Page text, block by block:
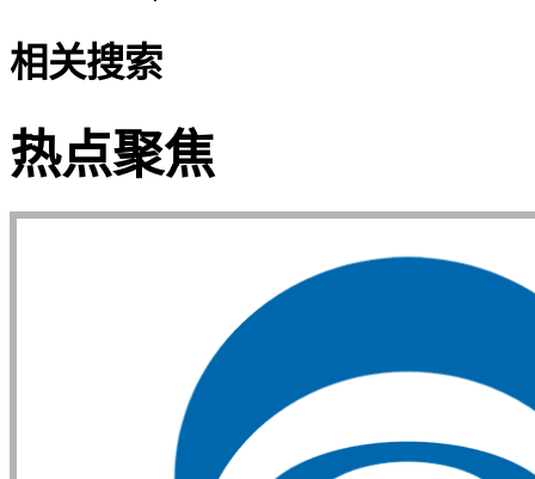
相关搜索
热点聚焦